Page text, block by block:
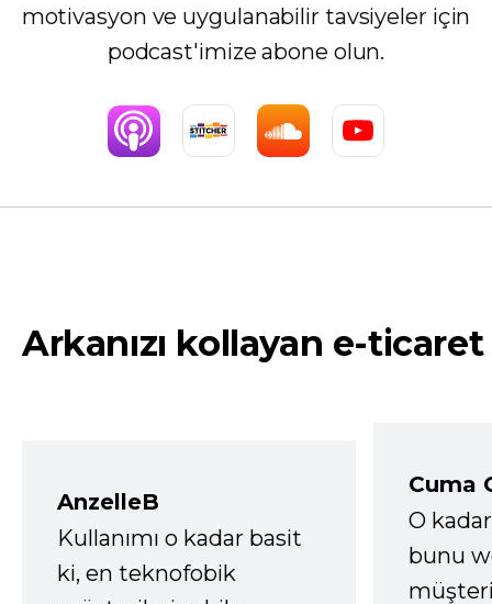
motivasyon ve uygulanabilir tavsiyeler için
podcast'imize abone olun.
Arkanızı kollayan e-ticaret
AnzelleB
Kullanımı o kadar basit
ki, en teknofobik
Cuma
O
bunu